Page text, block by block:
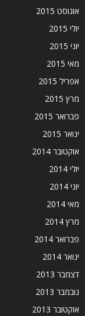
אוגוסט 2015
יולי 2015
יוני 2015
מאי 2015
אפריל 2015
מרץ 2015
פברואר 2015
ינואר 2015
אוקטובר 2014
יולי 2014
יוני 2014
מאי 2014
מרץ 2014
פברואר 2014
ינואר 2014
דצמבר 2013
נובמבר 2013
אוקטובר 2013